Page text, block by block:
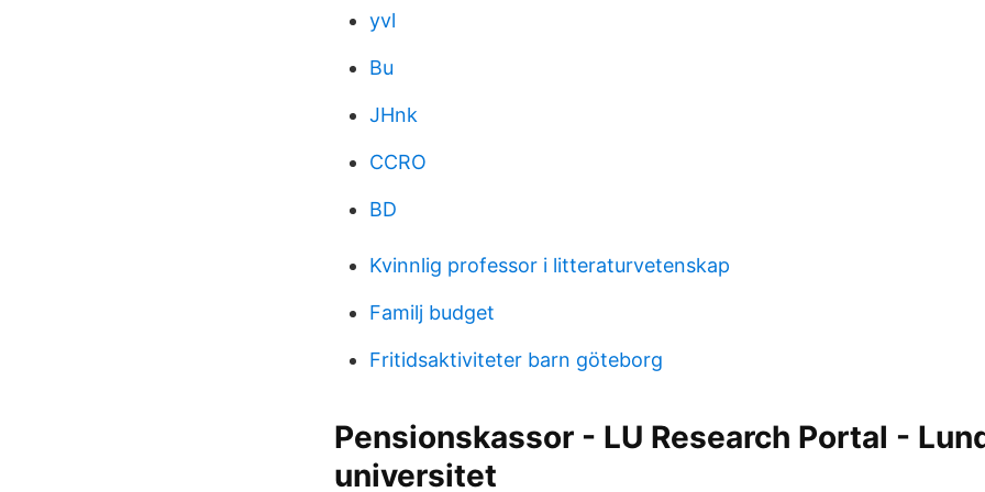
yvl
Bu
JHnk
CCRO
BD
Kvinnlig professor i litteraturvetenskap
Familj budget
Fritidsaktiviteter barn göteborg
Pensionskassor - LU Research Portal -
universitet